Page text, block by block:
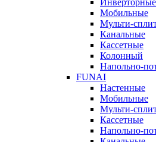
Инверторные
Мобильные
Мульти-
Канальные
Кассетные
Колонный
Напольно-
FUNAI
Настенные
Мобильные
Мульти-
Кассетные
Напольно-